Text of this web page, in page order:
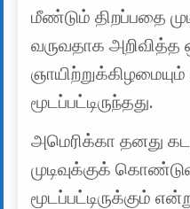
மீண்டும் திறப்பதை
வருவதாக அறிவித்த
மூடப்பட்டிருந்தது.
அமெரிக்கா தனது
முடிவுக்குக்
மூடப்பட்டிருக்கும்